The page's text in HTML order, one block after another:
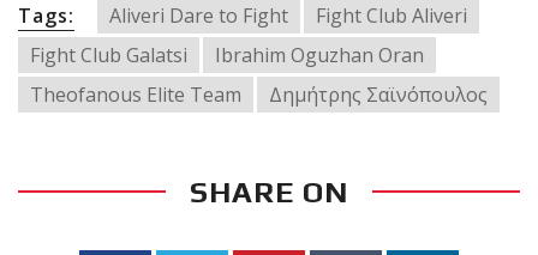
Tags: Aliveri Dare to Fight
Fight Club Aliveri
Fight Club Galatsi
Ibrahim Oguzhan Oran
Theofanous Elite Team
Δημήτρης Σαϊνόπουλος
SHARE ON